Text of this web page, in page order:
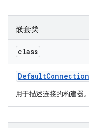
嵌套类
class
DefaultConnection
用于描述连接的构建器。